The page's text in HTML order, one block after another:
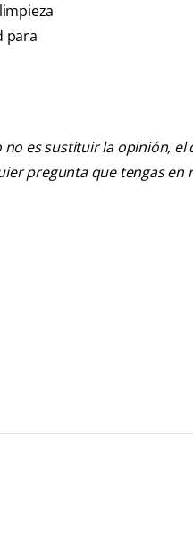
para
es sustituir la opinión,
pregunta que tengas en